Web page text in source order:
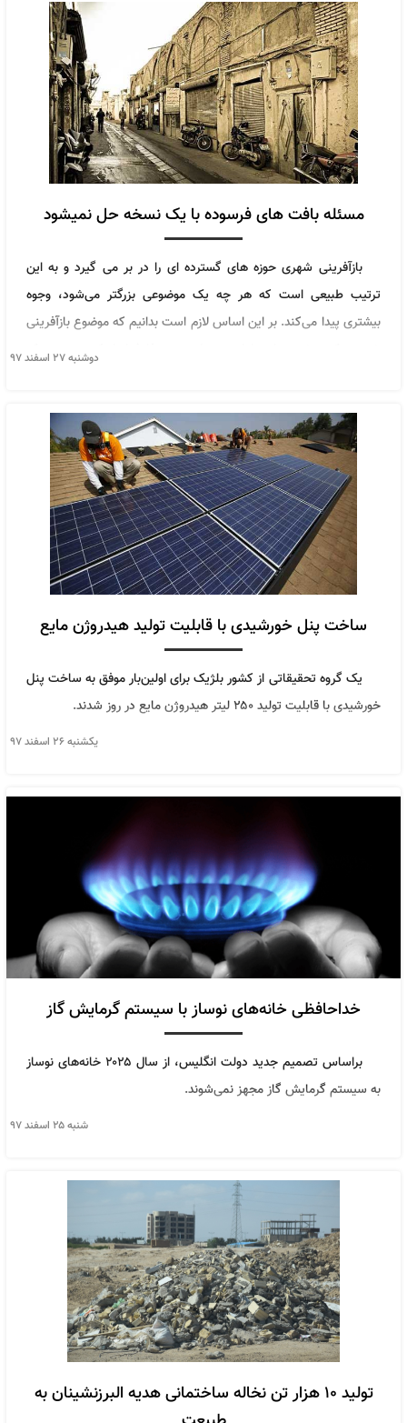
مسئله بافت ‎های فرسوده با یک نسخه حل نمی‎شود
بازآفرینی شهری حوزه های گسترده ای را در بر می گیرد و به این
ترتیب طبیعی است که هر چه یک موضوعی بزرگتر می‌شود، وجوه
بیشتری پیدا می‌کند. بر این اساس لازم است بدانیم که موضوع بازآفرینی
شهری یک موضوع یا معادله مجهول نیست.فارغ از اینکه حتی در یک
اثرات متفاوتی خواهد داشت.
دوشنبه ۲۷ اسفند ۹۷
ساخت پنل خورشیدی با قابلیت تولید هیدروژن مایع
یک گروه تحقیقاتی از کشور بلژیک برای اولین‌بار موفق به ساخت پنل
خورشیدی با قابلیت تولید ۲۵۰ لیتر هیدروژن مایع در روز شدند.
يكشنبه ۲۶ اسفند ۹۷
خداحافظی خانه‌های نوساز با سیستم گرمایش گاز
براساس تصمیم جدید دولت انگلیس، از سال ۲۰۲۵ خانه‌های نوساز
به سیستم گرمایش گاز مجهز نمی‌شوند.
شنبه ۲۵ اسفند ۹۷
تولید ۱۰ هزار تن نخاله ساختمانی هدیه البرزنشینان به